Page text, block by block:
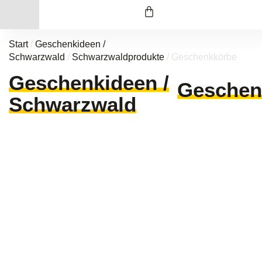
Start/ Geschenkideen /
Schwarzwald / Schwarzwaldprodukte / Geschenkkörbe
Geschenkideen /
Schwarzwald